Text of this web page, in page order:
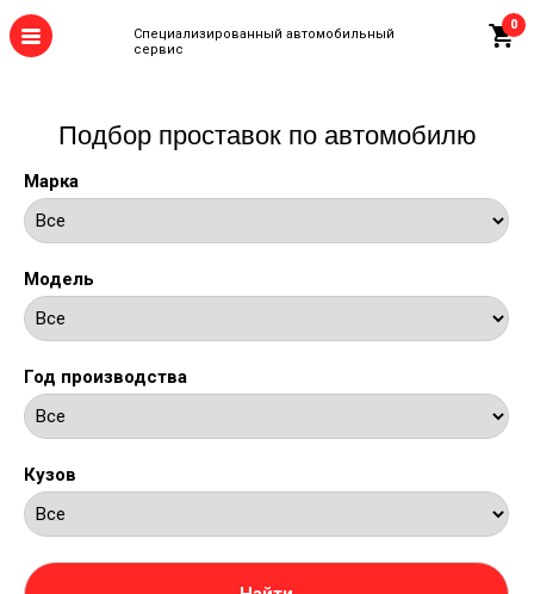
Специализированный автомобильный
сервис
0
Подбор проставок по автомобилю
Марка
Модель
Год производства
Кузов